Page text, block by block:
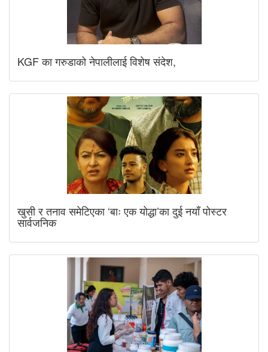
KGF का गरुडाको नेपालीलाई विशेष संदेश,
खुसी र तनाव समेटिएका ‘बाः एक योद्धा’का दुई नयाँ पोस्टर
सार्वजनिक